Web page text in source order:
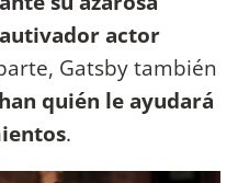
actor
Gatsby también
quién le ayudará
.